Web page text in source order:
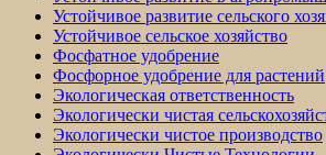
Устойчивое развитие сельского
Устойчивое сельское хозяйство
Фосфатное удобрение
Фосфорное удобрение для растений
Экологическая ответственность
Экологически чистая
Экологически чистое производство